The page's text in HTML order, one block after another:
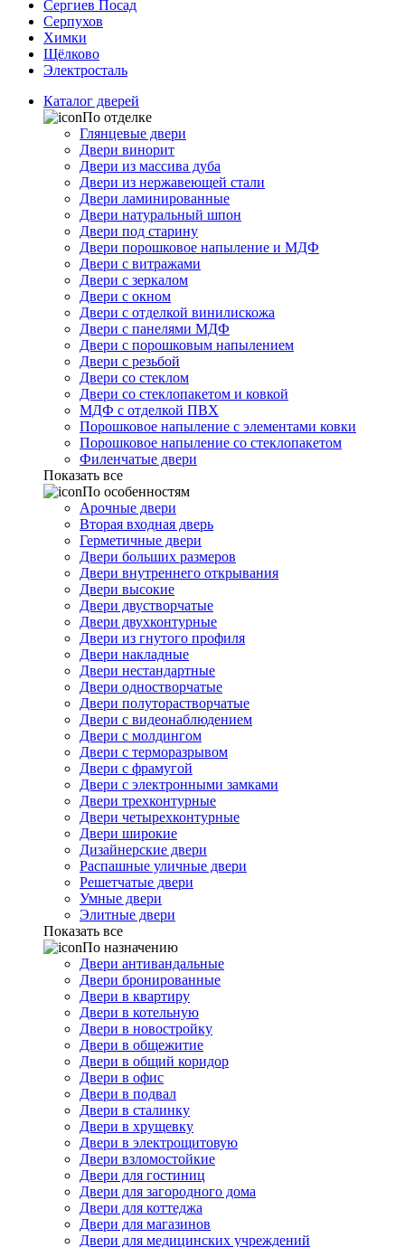
Сергиев Посад
Серпухов
Химки
Щёлково
Электросталь
Каталог дверей
По отделке
Глянцевые двери
Двери винорит
Двери из массива дуба
Двери из нержавеющей стали
Двери ламинированные
Двери натуральный шпон
Двери под старину
Двери порошковое напыление и МДФ
Двери с витражами
Двери с зеркалом
Двери с окном
Двери с отделкой винилискожа
Двери с панелями МДФ
Двери с порошковым напылением
Двери с резьбой
Двери со стеклом
Двери со стеклопакетом и ковкой
МДФ с отделкой ПВХ
Порошковое напыление с элементами ковки
Порошковое напыление со стеклопакетом
Филенчатые двери
Показать все
По особенностям
Арочные двери
Вторая входная дверь
Герметичные двери
Двери больших размеров
Двери внутреннего открывания
Двери высокие
Двери двустворчатые
Двери двухконтурные
Двери из гнутого профиля
Двери накладные
Двери нестандартные
Двери одностворчатые
Двери полуторастворчатые
Двери с видеонаблюдением
Двери с молдингом
Двери с терморазрывом
Двери с фрамугой
Двери с электронными замками
Двери трехконтурные
Двери четырехконтурные
Двери широкие
Дизайнерские двери
Распашные уличные двери
Решетчатые двери
Умные двери
Элитные двери
Показать все
По назначению
Двери антивандальные
Двери бронированные
Двери в квартиру
Двери в котельную
Двери в новостройку
Двери в общежитие
Двери в общий коридор
Двери в офис
Двери в подвал
Двери в сталинку
Двери в хрущевку
Двери в электрощитовую
Двери взломостойкие
Двери для гостиниц
Двери для загородного дома
Двери для коттеджа
Двери для магазинов
Двери для медицинских учреждений